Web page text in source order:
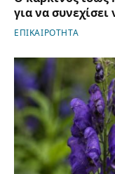
για να
ΕΠΙΚΑΙΡΟΤΗΤΑ